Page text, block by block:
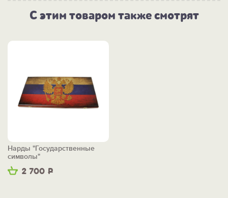
С этим товаром также смотрят
2 700 Р
Нарды "Государственные
символы"